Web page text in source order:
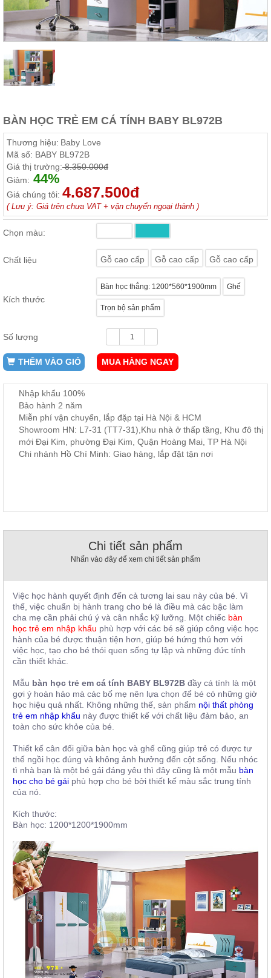
Thất
Phòng
Khách
rượu,
Bàn
trà...
Thất
Phòng
Ngủ
Giường
ngủ, tủ
áo, bàn
trang
điểm
Nội
Thất
Ăn
ăn,
Nội
Thất
Ban
Vườn
Cây
Nội
Thất
Nhà
Hàng
Thất
BÀN HỌC TRẺ EM CÁ TÍNH BABY BL972B
Thương hiệu: Baby Love
Mã số: BABY BL972B
Giá thị trường:8.350.000đ
Giảm: 44%
Giá chúng tôi: 4.687.500đ
( Lưu ý: Giá trên chưa VAT + vận chuyển ngoại thành )
Chọn màu:
Chất liệu Gỗ cao cấp Gỗ cao cấp Gỗ cao cấp
Kích thước
Bàn học thẳng: 1200*560*1900mm Ghế
Trọn bộ sản phẩm
Số lượng
THÊM VÀO GIỎ MUA HÀNG NGAY
Nhập khẩu 100%
Bảo hành 2 năm
Miễn phí vận chuyển, lắp đặp tại Hà Nội & HCM
Showroom HN: L7-31 (TT7-31),Khu nhà ở thấp tầng, Khu đô thị
mới Đại Kim, phường Đại Kim, Quận Hoàng Mai, TP Hà Nội
Chi nhánh Hồ Chí Minh: Giao hàng, lắp đặt tận nơi
Chi tiết sản phẩm
Nhấn vào đây để xem chi tiết sản phẩm
Việc học hành quyết định đến cả tương lai sau này của bé. Vì
thế, việc chuẩn bị hành trang cho bé là điều mà các bậc làm
cha mẹ cần phải chú ý và cân nhắc kỹ lưỡng. Một chiếc bàn
học trẻ em nhập khẩu phù hợp với các bé sẽ giúp công việc học
hành của bé được thuận tiện hơn, giúp bé hứng thú hơn với
việc học, tạo cho bé thói quen sống tự lập và những đức tính
cần thiết khác.
Mẫu bàn học trẻ em cá tính BABY BL972B đầy cá tính là một
gợi ý hoàn hảo mà các bố mẹ nên lựa chọn để bé có những giờ
học hiệu quả nhất. Không những thế, sản phẩm nội thất phòng
trẻ em nhập khẩu này được thiết kế với chất liệu đảm bảo, an
toàn cho sức khỏe của bé.
Thiết kế cân đối giữa bàn học và ghế cũng giúp trẻ có được tư
thế ngồi học đúng và không ảnh hưởng đến cột sống. Nếu nhóc
tì nhà bạn là một bé gái đáng yêu thì đây cũng là một mẫu bàn
học cho bé gái phù hợp cho bé bởi thiết kế màu sắc trung tính
của nó.
Kích thước:
Bàn học: 1200*1200*1900mm